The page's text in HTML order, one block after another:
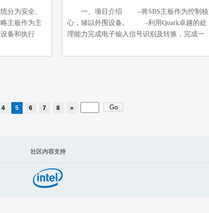
为安全、
主板作为主
备和执行
这里只实
即使出门在
处理。 开
一、项目介绍 –将SBS主板作为控制核
心，辅以外围设备。 –利用Quark卓越的处
理能力完成电子输入信号识别及转换，完成一
加输入法接口，完成便携的词库功能。 –
设备)通信，边练琴边打字，锻炼汉字与乐音的
关联思维，实现作曲灵感。
4 5 6 7 8 »
内容支持